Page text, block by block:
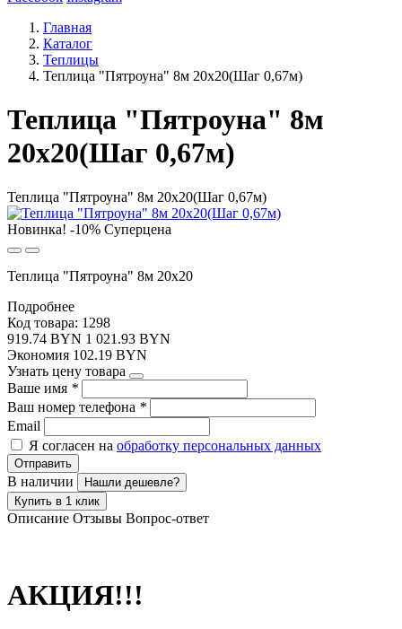
Главная
Каталог
Теплицы
Теплица "Пятроуна" 8м 20х20(Шаг 0,67м)
Теплица "Пятроуна" 8м
20х20(Шаг 0,67м)
Теплица "Пятроуна" 8м 20х20(Шаг 0,67м)
Новинка! -10% Суперцена
Теплица "Пятроуна" 8м 20х20
Подробнее
Код товара: 1298
919.74 BYN 1 021.93 BYN
Экономия 102.19 BYN
Узнать цену товара
Ваше имя *
Ваш номер телефона *
Email
Я согласен на обработку персональных данных
Отправить
В наличии
Нашли дешевле?
Купить в 1 клик
Описание Отзывы Вопрос-ответ
АКЦИЯ!!!